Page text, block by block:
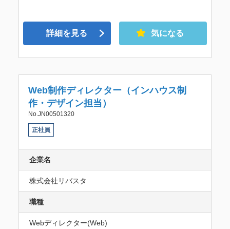
詳細を見る 気になる
Web制作ディレクター（インハウス制
作・デザイン担当）
No.JN00501320
正社員
企業名
株式会社リバスタ
職種
Webディレクター(Web)